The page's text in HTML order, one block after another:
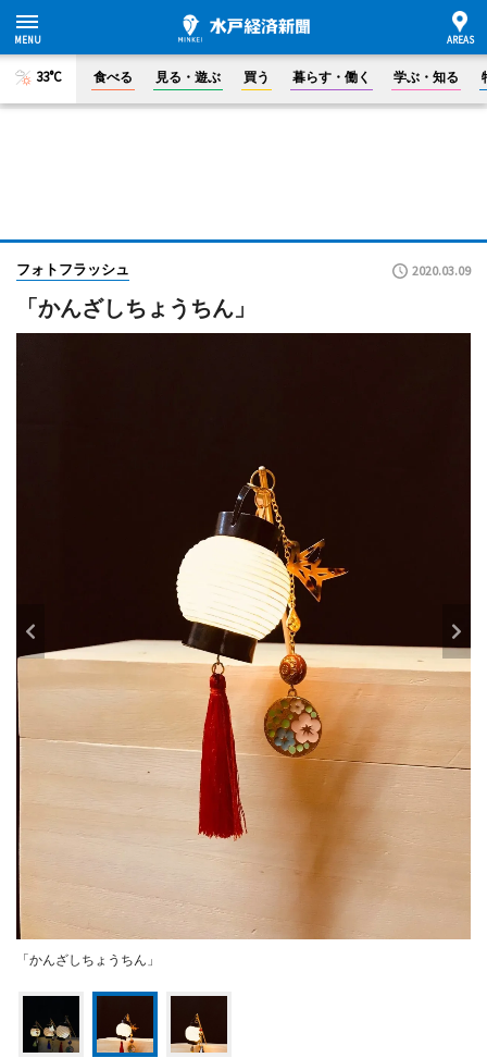
33°C 食べる 見る・遊ぶ 買う 暮らす・働く 学ぶ・知る
フォトフラッシュ 2020.03.09
「かんざしちょうちん」
「かんざしちょうちん」